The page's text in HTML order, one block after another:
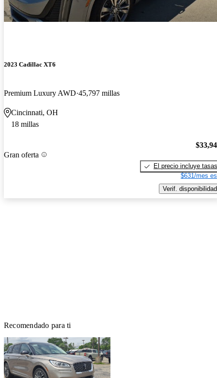
2023 Cadillac XT6
Premium Luxury AWD 45,797 millas
Cincinnati, OH
18 millas
Gran oferta
El precio incluye tasas
$631/mes
Verif. disponibilidad
Recomendado para ti